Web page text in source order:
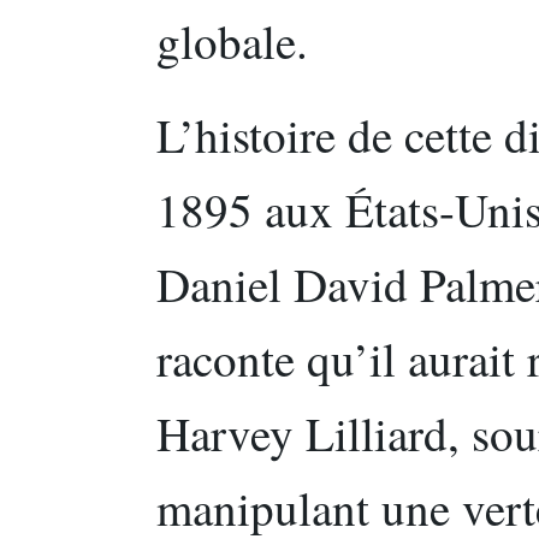
globale.
L’histoire de cette
1895 aux États-
Daniel David
raconte qu’il aurait
Harvey Lilliard,
manipulant une